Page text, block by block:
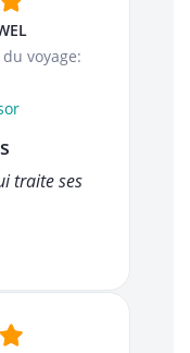
voyage:
traite ses